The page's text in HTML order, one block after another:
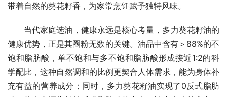
带着自然的葵花籽香，为家常烹饪赋予独特风味。
当代家庭选油，健康永远是核心考量，多力葵花籽油的
健康优势，正是其圈粉无数的关键。油品中含有＞88%的不
饱和脂肪酸，单不饱和与多不饱和脂肪酸形成接近1:2的科
学配比，这种自然调和的比例更契合人体需求，能为身体补
充有益的营养成分；同时，多力葵花籽油实现了0反式脂肪